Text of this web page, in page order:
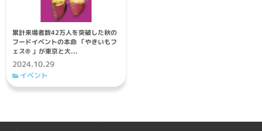
累計来場者数42万人を突破した秋の
フードイベントの本命 「やきいもフ
ェス®︎ 」が東京と大...
2024.10.29
イベント